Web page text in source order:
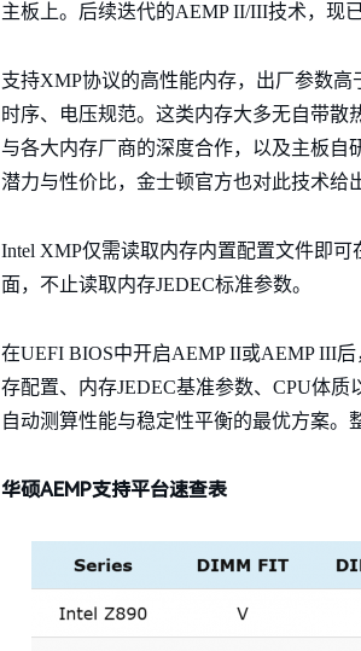
主板上。后续迭代的AEMP II/III技术，现
支持XMP协议的高性能内存，出厂参数
时序、电压规范。这类内存大多无自带
与各大内存厂商的深度合作，以及主板
潜力与性价比，金士顿官方也对此技术给
Intel XMP仅需读取内存内置配置文件即
面，不止读取内存JEDEC标准参数。
在UEFI BIOS中开启AEMP II或AEMP III
存配置、内存JEDEC基准参数、CPU体
自动测算性能与稳定性平衡的最优方案。
华硕AEMP支持平台速查表